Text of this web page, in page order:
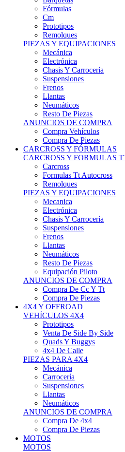
Cm
Prototipos
Remolques
PIEZAS Y EQUIPACIONES
Mecánica
Electrónica
Chasis Y Carrocería
Suspensiones
Frenos
Llantas
Neumáticos
Resto De Piezas
ANUNCIOS DE COMPRA
Compra Vehículos
Compra De Piezas
CARCROSS Y FÓRMULAS
CARCROSS Y FORMULAS TT
Carcross
Formulas Tt Autocross
Remolques
PIEZAS Y EQUIPACIONES
Mecanica
Electrónica
Chasis Y Carrocería
Suspensiones
Frenos
Llantas
Neumáticos
Resto De Piezas
Equipación Piloto
ANUNCIOS DE COMPRA
Compra De Cc Y Tt
Compra De Piezas
4X4 Y OFFROAD
VEHÍCULOS 4X4
Prototipos
Venta De Side By Side
Quads Y Buggys
4x4 De Calle
PIEZAS PARA 4X4
Mecánica
Carrocería
Suspensiones
Llantas
Neumáticos
ANUNCIOS DE COMPRA
Compra De 4x4
Compra De Piezas
MOTOS
MOTOS
Motos De Circuito